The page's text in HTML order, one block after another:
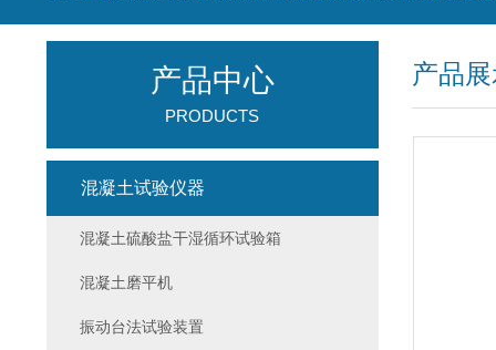
产品
产品中心
PRODUCTS
混凝土试验仪器
混凝土硫酸盐干湿循环试验箱
混凝土磨平机
振动台法试验装置